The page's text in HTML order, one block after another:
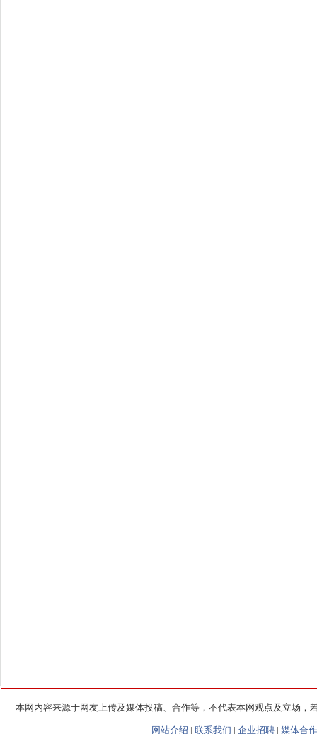
本网内容来源于网友上传及媒体投稿、合作等，不代表本网观点及立场
网站介绍 | 联系我们 | 企业招聘 | 媒体合作